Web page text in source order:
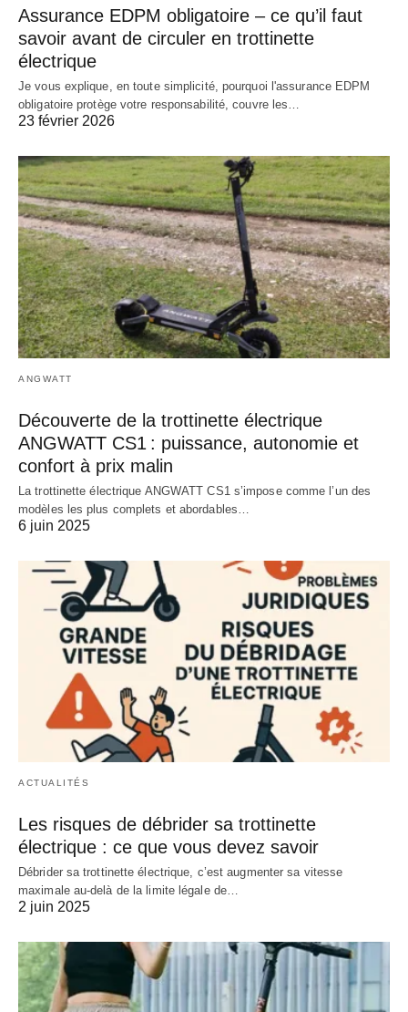
Assurance EDPM obligatoire – ce qu’il faut
savoir avant de circuler en trottinette
électrique
Je vous explique, en toute simplicité, pourquoi l'assurance EDPM
obligatoire protège votre responsabilité, couvre les…
23 février 2026
ANGWATT
Découverte de la trottinette électrique
ANGWATT CS1 : puissance, autonomie et
confort à prix malin
La trottinette électrique ANGWATT CS1 s’impose comme l’un des
modèles les plus complets et abordables…
6 juin 2025
ACTUALITÉS
Les risques de débrider sa trottinette
électrique : ce que vous devez savoir
Débrider sa trottinette électrique, c’est augmenter sa vitesse
maximale au-delà de la limite légale de…
2 juin 2025